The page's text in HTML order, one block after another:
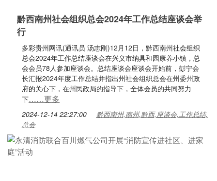
黔西南州社会组织总会2024年工作总结座谈会举
行
多彩贵州网讯(通讯员 汤志刚)12月12日，黔西南州社会组织
总会2024年工作总结座谈会在兴义市纳具和园康养小镇，总
会会员78人参加座谈会。总结座谈会座谈会开始前，彭宁会
长汇报2024年度工作总结并指出州社会组织总会在州委州政
府的关心下，在州民政局的指导下，全体会员的共同努力
下……更多
2024-12-14 22:27:00
黔西南州,南州,黔西,座谈会,工作总结,
总会